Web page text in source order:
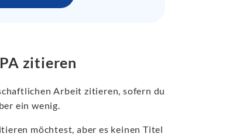
zitieren
Arbeit zitieren, sofern du
ein wenig.
möchtest, aber es keinen Titel